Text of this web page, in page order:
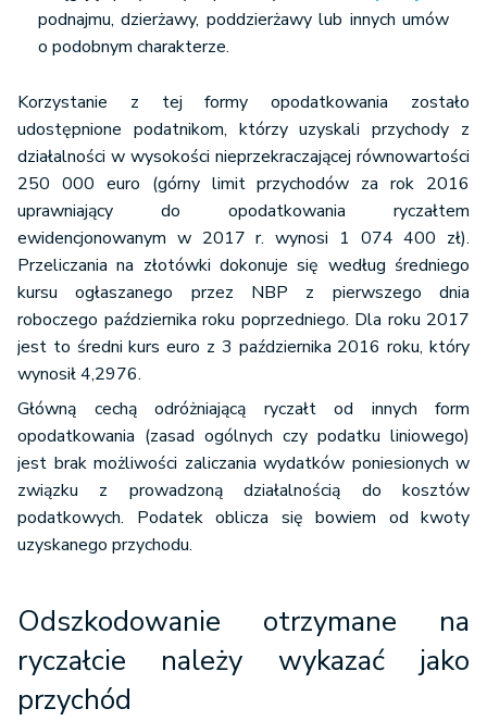
podnajmu, dzierżawy, poddzierżawy lub innych umów
o podobnym charakterze.
Korzystanie z tej formy opodatkowania zostało
udostępnione podatnikom, którzy uzyskali przychody z
działalności w wysokości nieprzekraczającej równowartości
250 000 euro (górny limit przychodów za rok 2016
uprawniający do opodatkowania ryczałtem
ewidencjonowanym w 2017 r. wynosi 1 074 400 zł).
Przeliczania na złotówki dokonuje się według średniego
kursu ogłaszanego przez NBP z pierwszego dnia
roboczego października roku poprzedniego. Dla roku 2017
jest to średni kurs euro z 3 października 2016 roku, który
wynosił 4,2976.
Główną cechą odróżniającą ryczałt od innych form
opodatkowania (zasad ogólnych czy podatku liniowego)
jest brak możliwości zaliczania wydatków poniesionych w
związku z prowadzoną działalnością do kosztów
podatkowych. Podatek oblicza się bowiem od kwoty
uzyskanego przychodu.
Odszkodowanie otrzymane na
ryczałcie należy wykazać jako
przychód